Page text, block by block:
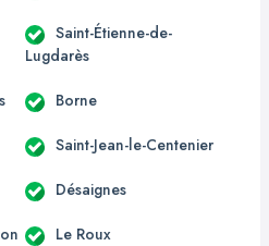
Saint-Étienne-de-
Lugdarès
Borne
Saint-Jean-le-Centenier
Désaignes
Le Roux